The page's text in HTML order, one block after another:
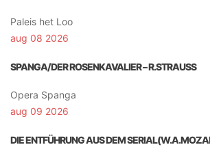
Paleis het Loo
aug 08 2026
SPANGA/DER ROSENKAVALIER – R.STRAUSS
Opera Spanga
aug 09 2026
DIE ENTFÜHRUNG AUS DEM